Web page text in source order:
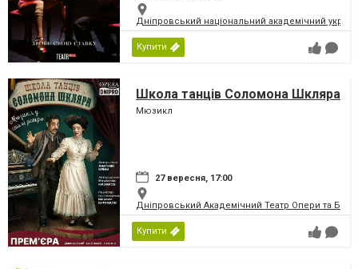
Дніпровський національний академічний
Купити
Школа танців Соломона Шкляра
Мюзикл
27 вересня, 17:00
Дніпровський Академічний Театр Опери та
Купити